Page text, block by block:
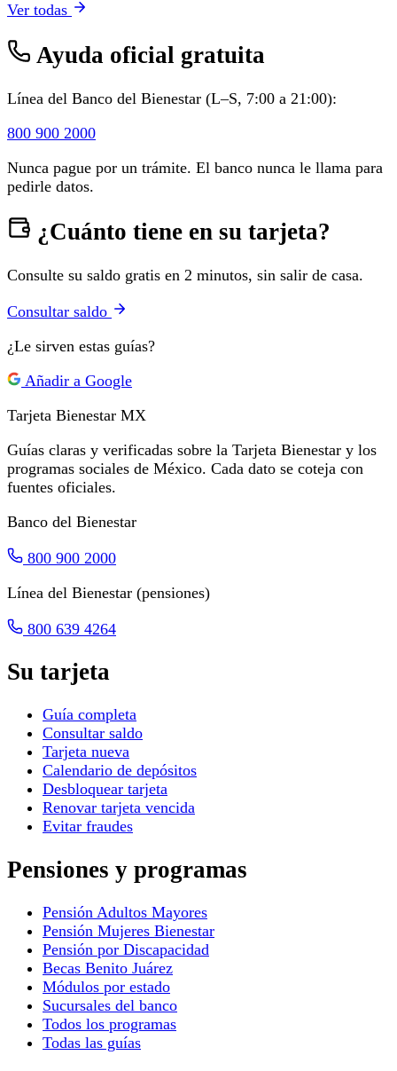
Ver todas
Ayuda oficial gratuita
Línea del Banco del Bienestar (L–S, 7:00 a 21:00):
800 900 2000
Nunca pague por un trámite. El banco nunca le llama para
pedirle datos.
¿Cuánto tiene en su tarjeta?
Consulte su saldo gratis en 2 minutos, sin salir de casa.
Consultar saldo
¿Le sirven estas guías?
Añadir a Google
Tarjeta Bienestar MX
Guías claras y verificadas sobre la Tarjeta Bienestar y los
programas sociales de México. Cada dato se coteja con
fuentes oficiales.
Banco del Bienestar
800 900 2000
Línea del Bienestar (pensiones)
800 639 4264
Su tarjeta
Guía completa
Consultar saldo
Tarjeta nueva
Calendario de depósitos
Desbloquear tarjeta
Renovar tarjeta vencida
Evitar fraudes
Pensiones y programas
Pensión Adultos Mayores
Pensión Mujeres Bienestar
Pensión por Discapacidad
Becas Benito Juárez
Módulos por estado
Sucursales del banco
Todos los programas
Todas las guías